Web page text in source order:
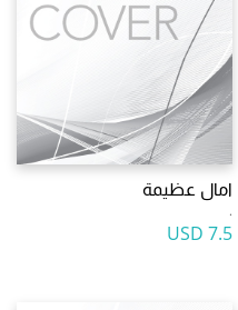
امال عظيمة
.
7.5 USD